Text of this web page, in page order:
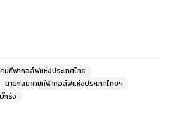
มกีฬากอล์ฟแห่งประเทศไทย
นายกสมาคมกีฬากอล์ฟแห่งประเทศไทยฯ
บิ๊กรัง